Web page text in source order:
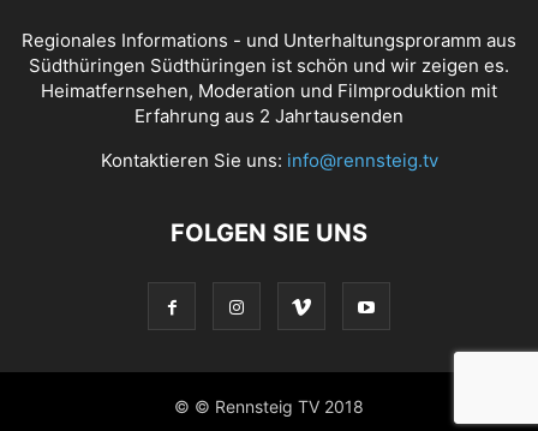
Regionales Informations - und Unterhaltungsproramm aus
Südthüringen Südthüringen ist schön und wir zeigen es.
Heimatfernsehen, Moderation und Filmproduktion mit
Erfahrung aus 2 Jahrtausenden
Kontaktieren Sie uns: info@rennsteig.tv
FOLGEN SIE UNS
© © Rennsteig TV 2018